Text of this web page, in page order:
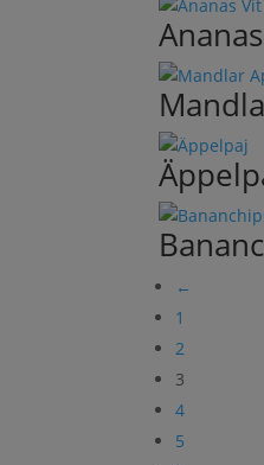
←
1
2
3
4
5